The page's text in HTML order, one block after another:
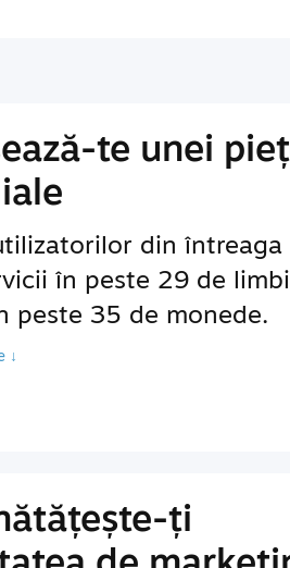
te unei
din întreaga
în peste 29 de
peste 35 de monede.
↓
ți